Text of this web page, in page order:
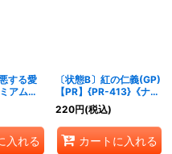
する愛
アム】
イトメ
入れる
〔状態B〕紅の仁義(GP)
【PR】{PR-413}《ナイ
トメア》
220円(税込)
カートに入れる